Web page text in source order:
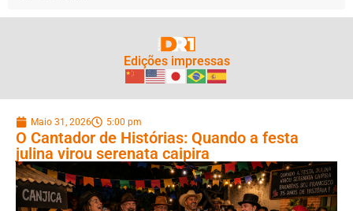
Edições impressas
Maio 31, 2026 5:00 pm
O Cantador de Histórias: Quando a festa
julina virou serenata caipira